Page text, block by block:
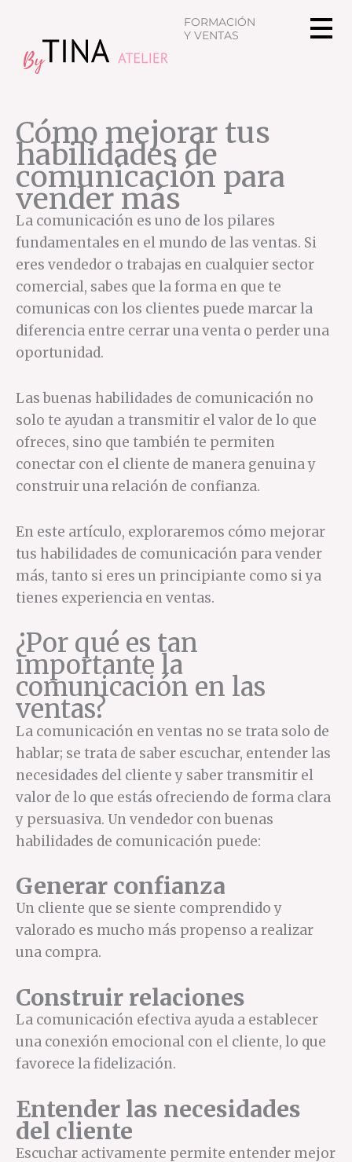
contenido
FORMACIÓN
Y VENTAS
Cómo mejorar tus
habilidades de
comunicación para
vender más
La comunicación es uno de los pilares
fundamentales en el mundo de las ventas. Si
eres vendedor o trabajas en cualquier sector
comercial, sabes que la forma en que te
comunicas con los clientes puede marcar la
diferencia entre cerrar una venta o perder una
oportunidad.
Las buenas habilidades de comunicación no
solo te ayudan a transmitir el valor de lo que
ofreces, sino que también te permiten
conectar con el cliente de manera genuina y
construir una relación de confianza.
En este artículo, exploraremos cómo mejorar
tus habilidades de comunicación para vender
más, tanto si eres un principiante como si ya
tienes experiencia en ventas.
¿Por qué es tan
importante la
comunicación en las
ventas?
La comunicación en ventas no se trata solo de
hablar; se trata de saber escuchar, entender las
necesidades del cliente y saber transmitir el
valor de lo que estás ofreciendo de forma clara
y persuasiva. Un vendedor con buenas
habilidades de comunicación puede:
Generar confianza
Un cliente que se siente comprendido y
valorado es mucho más propenso a realizar
una compra.
Construir relaciones
La comunicación efectiva ayuda a establecer
una conexión emocional con el cliente, lo que
favorece la fidelización.
Entender las necesidades
del cliente
Escuchar activamente permite entender mejor